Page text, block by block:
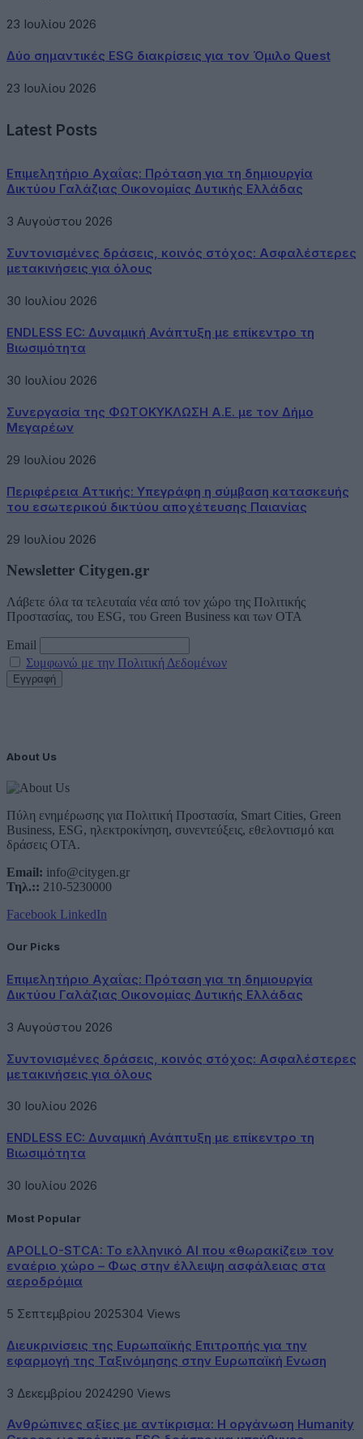
23 Ιουλίου 2026
Δύο σημαντικές ESG διακρίσεις για τον Όμιλο Quest
23 Ιουλίου 2026
Latest Posts
Επιμελητήριο Αχαΐας: Πρόταση για τη δημιουργία
Δικτύου Γαλάζιας Οικονομίας Δυτικής Ελλάδας
3 Αυγούστου 2026
Συντονισμένες δράσεις, κοινός στόχος: Ασφαλέστερες
μετακινήσεις για όλους
30 Ιουλίου 2026
ENDLESS EC: Δυναμική Ανάπτυξη με επίκεντρο τη
Βιωσιμότητα
30 Ιουλίου 2026
Συνεργασία της ΦΩΤΟΚΥΚΛΩΣΗ Α.Ε. με τον Δήμο
Μεγαρέων
29 Ιουλίου 2026
Περιφέρεια Αττικής: Υπεγράφη η σύμβαση κατασκευής
του εσωτερικού δικτύου αποχέτευσης Παιανίας
29 Ιουλίου 2026
Newsletter Citygen.gr
Λάβετε όλα τα τελευταία νέα από τον χώρο της Πολιτικής
Προστασίας, του ESG, του Green Business και των ΟΤΑ
Email
Συμφωνώ με την Πολιτική Δεδομένων
About Us
Πύλη ενημέρωσης για Πολιτική Προστασία, Smart Cities, Green
Business, ESG, ηλεκτροκίνηση, συνεντεύξεις, εθελοντισμό και
δράσεις ΟΤΑ.
Email: info@citygen.gr
Τηλ.:: 210-5230000
Facebook LinkedIn
Our Picks
Επιμελητήριο Αχαΐας: Πρόταση για τη δημιουργία
Δικτύου Γαλάζιας Οικονομίας Δυτικής Ελλάδας
3 Αυγούστου 2026
Συντονισμένες δράσεις, κοινός στόχος: Ασφαλέστερες
μετακινήσεις για όλους
30 Ιουλίου 2026
ENDLESS EC: Δυναμική Ανάπτυξη με επίκεντρο τη
Βιωσιμότητα
30 Ιουλίου 2026
Most Popular
APOLLO-STCA: Το ελληνικό AI που «θωρακίζει» τον
εναέριο χώρο – Φως στην έλλειψη ασφάλειας στα
αεροδρόμια
5 Σεπτεμβρίου 2025304 Views
Διευκρινίσεις της Ευρωπαϊκής Επιτροπής για την
εφαρμογή της Ταξινόμησης στην Ευρωπαϊκή Ενωση
3 Δεκεμβρίου 2024290 Views
Ανθρώπινες αξίες με αντίκρισμα: Η οργάνωση Humanity